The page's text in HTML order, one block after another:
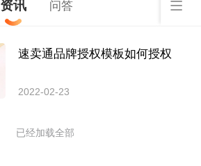
资讯 问答
速卖通品牌授权模板如何授权
2022-02-23
已经加载全部